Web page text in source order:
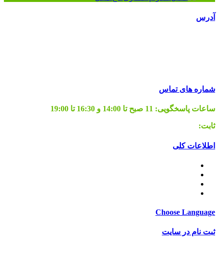
آدرس
شماره های تماس
ساعات پاسخگویی:
ثابت:
اطلاعات کلی
Choose Language
ثبت نام در سایت